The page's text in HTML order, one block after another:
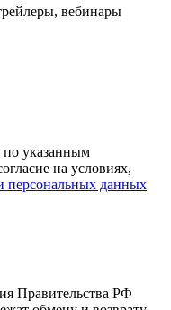
вебинары
по указанным
на условиях,
персональных данных
Правительства РФ